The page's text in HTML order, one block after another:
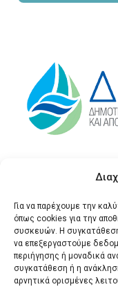
Για να παρέχουμε την
όπως cookies για την
συσκευών. Η συγκατάθεση
να επεξεργαστούμε
περιήγησης ή μοναδικά
συγκατάθεση ή η
αρνητικά ορισμένες
© 2026 Santonews -
τα δικαιώματα